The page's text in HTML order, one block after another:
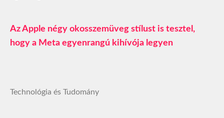
Az Apple négy okosszemüveg stílust is tesztel,
hogy a Meta egyenrangú kihívója legyen
Technológia és Tudomány